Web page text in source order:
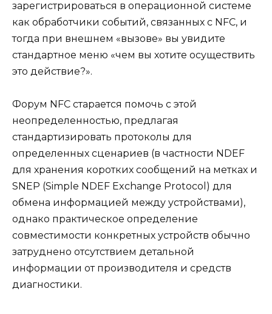
зарегистрироваться в операционной системе
как обработчики событий, связанных с NFC, и
тогда при внешнем «вызове» вы увидите
стандартное меню «чем вы хотите осуществить
это действие?».
Форум NFC старается помочь с этой
неопределенностью, предлагая
стандартизировать протоколы для
определенных сценариев (в частности NDEF
для хранения коротких сообщений на метках и
SNEP (Simple NDEF Exchange Protocol) для
обмена информацией между устройствами),
однако практическое определение
совместимости конкретных устройств обычно
затруднено отсутствием детальной
информации от производителя и средств
диагностики.